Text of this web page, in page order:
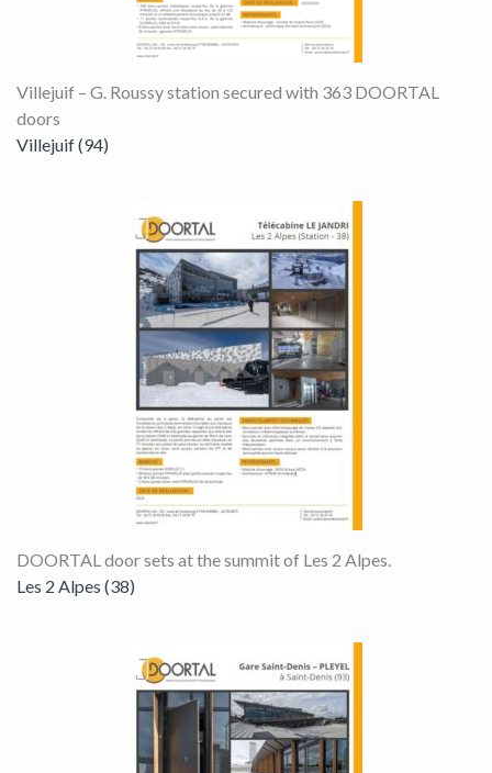
Villejuif – G. Roussy station secured with 363 DOORTAL
doors
Villejuif (94)
DOORTAL door sets at the summit of Les 2 Alpes.
Les 2 Alpes (38)